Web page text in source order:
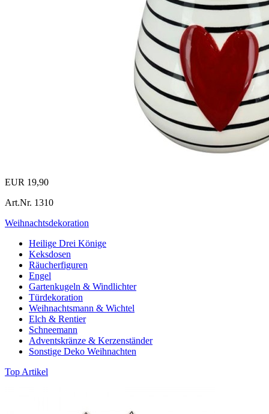
EUR 19,90
Art.Nr. 1310
Weihnachtsdekoration
Heilige Drei Könige
Keksdosen
Räucherfiguren
Engel
Gartenkugeln & Windlichter
Türdekoration
Weihnachtsmann & Wichtel
Elch & Rentier
Schneemann
Adventskränze & Kerzenständer
Sonstige Deko Weihnachten
Top Artikel